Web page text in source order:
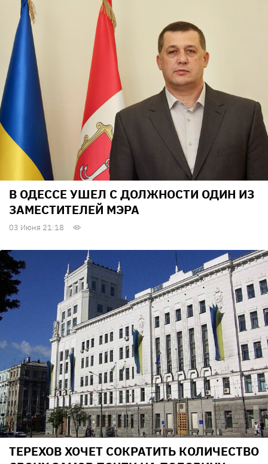
В ОДЕССЕ УШЕЛ С ДОЛЖНОСТИ ОДИН ИЗ
ЗАМЕСТИТЕЛЕЙ МЭРА
03 Июня 21:18
ТЕРЕХОВ ХОЧЕТ СОКРАТИТЬ КОЛИЧЕСТВО